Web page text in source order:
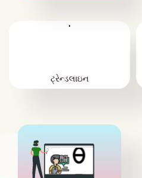
'
ટ્રેન્ડલાઇન